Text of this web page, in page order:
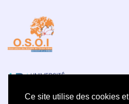
Ce site utilise des cookies